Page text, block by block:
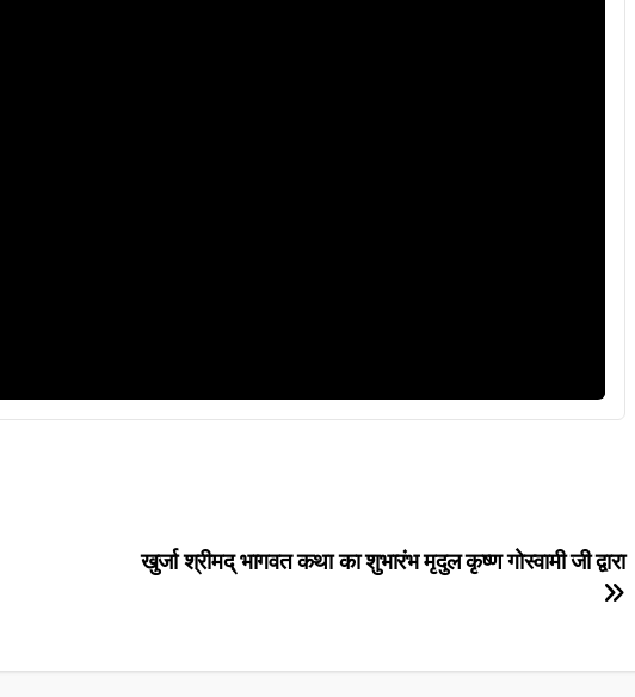
खुर्जा श्रीमद् भागवत कथा का शुभारंभ मृदुल कृष्ण गोस्वामी जी द्वारा